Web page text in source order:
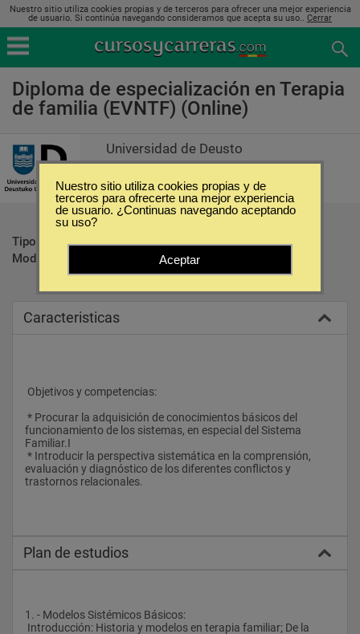
Nuestro sitio utiliza cookies propias y de terceros para ofrecer una mejor experiencia
de usuario. Si continúa navegando consideramos que acepta su uso.. Cerrar
Diploma de especialización en Terapia
de familia (EVNTF) (Online)
Universidad de Deusto
Tipo:
Postgrados
Modalidad:
Caracteristicas
Objetivos y competencias:
funcionamiento de los sistemas, en especial del Sistema
Familiar.I
evaluación y diagnóstico de los diferentes conflictos y
trastornos relacionales.
Plan de estudios
1. - Modelos Sistémicos Básicos:
Nuestro sitio utiliza cookies propias y de
terceros para ofrecerte una mejor experiencia
de usuario. ¿Continuas navegando aceptando
su uso?
Aceptar